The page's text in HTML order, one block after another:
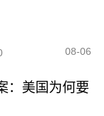
08-06
：美国为何要